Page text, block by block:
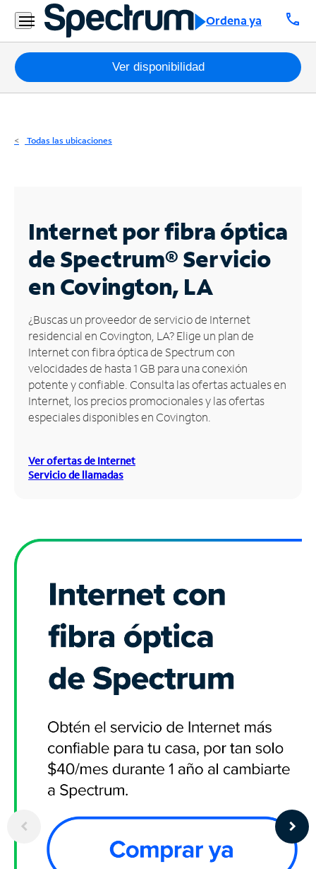
Ordena ya call
Residencial
Business
Paquetes
Internet
Business
Contáctanos
Inglés
Administrar
cuenta
Encuentra
una
tienda
Ver disponibilidad
Todas las ubicaciones
Internet por fibra óptica
de Spectrum®Servicio
en Covington, LA
¿Buscas un proveedor de servicio de Internet
residencial en Covington, LA? Elige un plan de
Internet con fibra óptica de Spectrum con
velocidades de hasta 1 GB para una conexión
potente y confiable. Consulta las ofertas actuales en
Internet, los precios promocionales y las ofertas
especiales disponibles en Covington.
Ver ofertas de Internet
Servicio de llamadas